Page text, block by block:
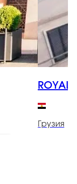
ROYAL
Грузия